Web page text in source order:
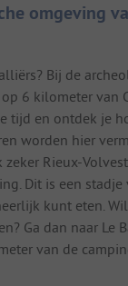
omgeving
Bij de
6 kilometer van
tijd en ontdek je
worden hier
Rieux-
Dit is een
kunt eten.
Ga dan naar Le
van de